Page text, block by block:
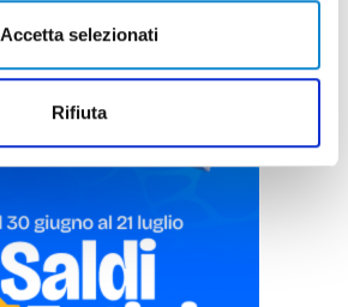
Accetta selezionati
Rifiuta